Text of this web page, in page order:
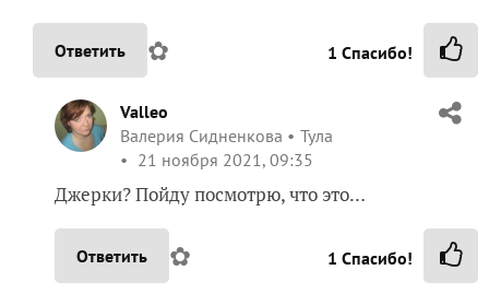
Ответить ✿ 1 Спасибо!
Valleo
Валерия Сидненкова
Тула
21 ноября 2021, 09:35
Джерки? Пойду посмотрю, что это…
Ответить ✿ 1 Спасибо!